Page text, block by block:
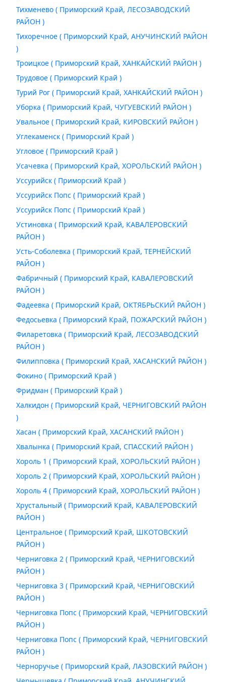
Тихменево ( Приморский Край, ЛЕСОЗАВОДСКИЙ
РАЙОН )
Тихоречное ( Приморский Край, АНУЧИНСКИЙ РАЙОН
)
Троицкое ( Приморский Край, ХАНКАЙСКИЙ РАЙОН )
Трудовое ( Приморский Край )
Турий Рог ( Приморский Край, ХАНКАЙСКИЙ РАЙОН )
Уборка ( Приморский Край, ЧУГУЕВСКИЙ РАЙОН )
Увальное ( Приморский Край, КИРОВСКИЙ РАЙОН )
Углекаменск ( Приморский Край )
Угловое ( Приморский Край )
Усачевка ( Приморский Край, ХОРОЛЬСКИЙ РАЙОН )
Уссурийск ( Приморский Край )
Уссурийск Попс ( Приморский Край )
Уссурийск Попс ( Приморский Край )
Устиновка ( Приморский Край, КАВАЛЕРОВСКИЙ
РАЙОН )
Усть-Соболевка ( Приморский Край, ТЕРНЕЙСКИЙ
РАЙОН )
Фабричный ( Приморский Край, КАВАЛЕРОВСКИЙ
РАЙОН )
Фадеевка ( Приморский Край, ОКТЯБРЬСКИЙ РАЙОН )
Федосьевка ( Приморский Край, ПОЖАРСКИЙ РАЙОН )
Филаретовка ( Приморский Край, ЛЕСОЗАВОДСКИЙ
РАЙОН )
Филипповка ( Приморский Край, ХАСАНСКИЙ РАЙОН )
Фокино ( Приморский Край )
Фридман ( Приморский Край )
Халкидон ( Приморский Край, ЧЕРНИГОВСКИЙ РАЙОН
)
Хасан ( Приморский Край, ХАСАНСКИЙ РАЙОН )
Хвалынка ( Приморский Край, СПАССКИЙ РАЙОН )
Хороль 1 ( Приморский Край, ХОРОЛЬСКИЙ РАЙОН )
Хороль 2 ( Приморский Край, ХОРОЛЬСКИЙ РАЙОН )
Хороль 4 ( Приморский Край, ХОРОЛЬСКИЙ РАЙОН )
Хрустальный ( Приморский Край, КАВАЛЕРОВСКИЙ
РАЙОН )
Центральное ( Приморский Край, ШКОТОВСКИЙ
РАЙОН )
Черниговка 2 ( Приморский Край, ЧЕРНИГОВСКИЙ
РАЙОН )
Черниговка 3 ( Приморский Край, ЧЕРНИГОВСКИЙ
РАЙОН )
Черниговка Попс ( Приморский Край, ЧЕРНИГОВСКИЙ
РАЙОН )
Черниговка Попс ( Приморский Край, ЧЕРНИГОВСКИЙ
РАЙОН )
Черноручье ( Приморский Край, ЛАЗОВСКИЙ РАЙОН )